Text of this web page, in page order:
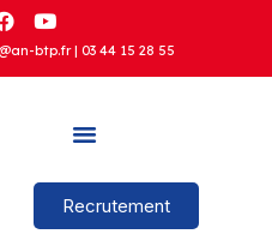
btp.fr | 03 44 15 28 55
Recrutement